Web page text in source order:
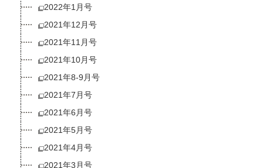
2022年1月号
2021年12月号
2021年11月号
2021年10月号
2021年8-9月号
2021年7月号
2021年6月号
2021年5月号
2021年4月号
2021年3月号